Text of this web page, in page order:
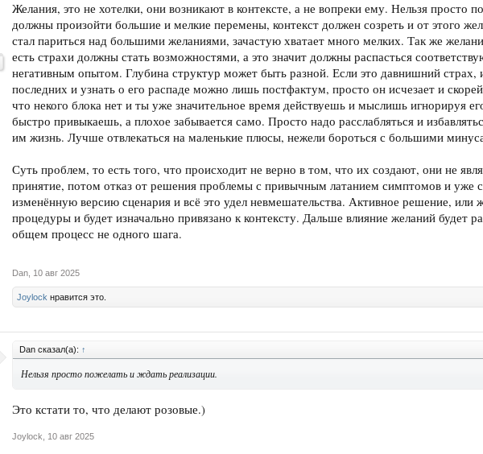
Желания, это не хотелки, они возникают в контексте, а не вопреки ему. Нельзя просто
должны произойти большие и мелкие перемены, контекст должен созреть и от этого
стал париться над большими желаниями, зачастую хватает много мелких. Так же
есть страхи должны стать возможностями, а это значит должны распасться
негативным опытом. Глубина структур может быть разной. Если это давнишний страх,
последних и узнать о его распаде можно лишь постфактум, просто он исчезает и
что некого блока нет и ты уже значительное время действуешь и мыслишь игнорируя
быстро привыкаешь, а плохое забывается само. Просто надо расслабляться и
им жизнь. Лучше отвлекаться на маленькие плюсы, нежели бороться с большими
Суть проблем, то есть того, что происходит не верно в том, что их создают, они не
принятие, потом отказ от решения проблемы с привычным латанием симптомов и уже
изменённую версию сценария и всё это удел невмешательства. Активное решение, или
процедуры и будет изначально привязано к контексту. Дальше влияние желаний будет
общем процесс не одного шага.
Dan 10 авг 2025
Joylock нравится это.
Dan сказал(а): ↑
Нельзя просто пожелать и ждать реализации.
Это кстати то, что делают розовые.)
Joylock 10 авг 2025